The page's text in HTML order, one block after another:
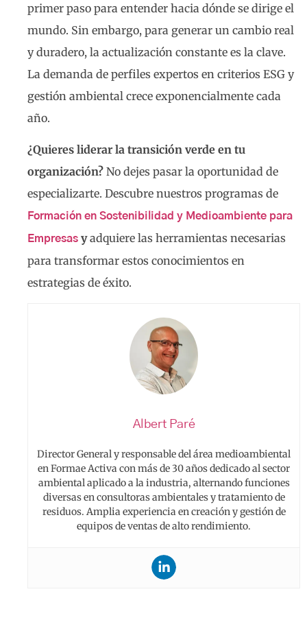
primer paso para entender hacia dónde se dirige el
mundo. Sin embargo, para generar un cambio real
y duradero, la actualización constante es la clave.
La demanda de perfiles expertos en criterios ESG y
gestión ambiental crece exponencialmente cada
año.
¿Quieres liderar la transición verde en tu
organización? No dejes pasar la oportunidad de
especializarte. Descubre nuestros programas de
Formación en Sostenibilidad y Medioambiente para
Empresas yadquiere las herramientas necesarias
para transformar estos conocimientos en
estrategias de éxito.
Albert Paré
Director General y responsable del área medioambiental
en Formae Activa con más de 30 años dedicado al sector
ambiental aplicado a la industria, alternando funciones
diversas en consultoras ambientales y tratamiento de
residuos. Amplia experiencia en creación y gestión de
equipos de ventas de alto rendimiento.